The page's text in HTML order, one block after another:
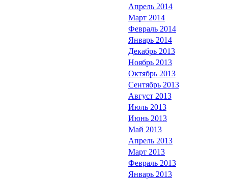
Апрель 2014
Март 2014
Февраль 2014
Январь 2014
Декабрь 2013
Ноябрь 2013
Октябрь 2013
Сентябрь 2013
Август 2013
Июль 2013
Июнь 2013
Май 2013
Апрель 2013
Март 2013
Февраль 2013
Январь 2013